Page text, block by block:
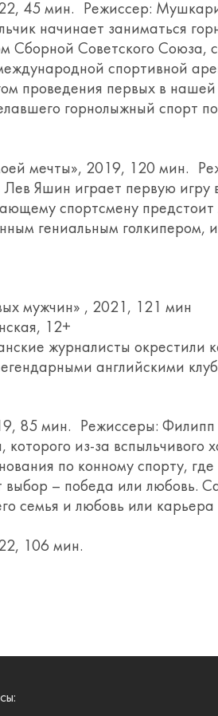
45 мин. Режиссер:
начинает заниматься
Сборной Советского
спортивной
проведения первых в
горнолыжный спорт
мечты», 2019, 120 мин.
Яшин играет первую игру
спортсмену
гениальным голкипером,
мужчин» , 2021, 121 мин
12+
журналисты окрестили
английскими
85 мин. Режиссеры:
из-за вспыльчивого
по конному спорту,
– победа или любовь.
семья и любовь или карьера
106 мин.